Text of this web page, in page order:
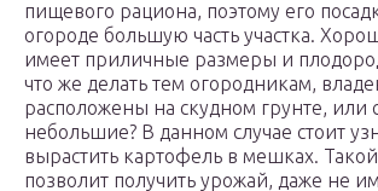
пищевого рациона, поэтому его
огороде большую часть участка.
имеет приличные размеры и
что же делать тем огородникам,
расположены на скудном грунте, или
небольшие? В данном случае стоит
вырастить картофель в мешках. Такой
позволит получить урожай, даже не